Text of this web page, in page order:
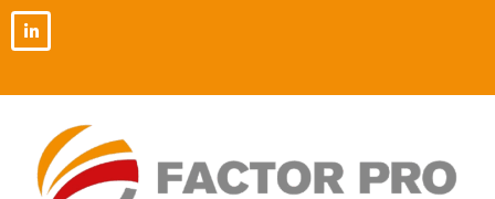
al